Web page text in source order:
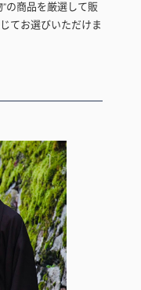
の商品を厳選して販
てお選びいただけま